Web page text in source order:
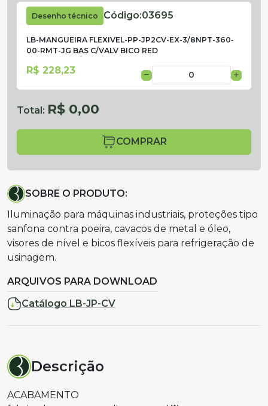
Desenho técnico Código:03695
LB-MANGUEIRA FLEXIVEL-PP-JP2CV-EX-3/8NPT-360-
00-RMT-JG BAS C/VALV BICO RED
R$ 228,23
Total: R$ 0,00
COMPRAR
SOBRE O PRODUTO:
Iluminação para máquinas industriais, proteções tipo
sanfona contra poeira, cavacos de metal e óleo,
visores de nível e bicos flexíveis para refrigeração de
usinagem.
ARQUIVOS PARA DOWNLOAD
Catálogo LB-JP-CV
Descrição
ACABAMENTO